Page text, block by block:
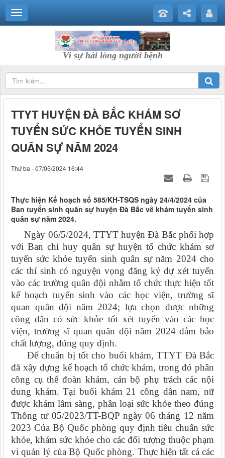
Vì sự hài lòng người bệnh
TTYT HUYỆN ĐÀ BẮC KHÁM SƠ
TUYỂN SỨC KHỎE TUYỂN SINH
QUÂN SỰ NĂM 2024
Thứ ba - 07/05/2024 16:44
Thực hiện Kế hoạch số 585/KH-TSQS ngày 24/4/2024 của
Ban tuyển sinh quân sự huyện Đà Bắc về khám tuyển sinh
quân sự năm 2024.
Ngày 06/5/2024, TTYT huyện Đà Bắc phối hợp
với Ban chỉ huy quân sự huyện tổ chức khám sơ
tuyển sức khỏe tuyển sinh quân sự năm 2024 cho
các thí sinh có nguyện vọng đăng ký dự xét tuyển
vào các trường quân đội nhằm tổ chức thực hiện tốt
kế hoạch tuyển sinh vào các học viện, trường sĩ
quan quân đội năm 2024; lựa chọn được những
công dân có sức khỏe tốt xét tuyển vào các học
viện, trường sĩ quan quân đội năm 2024 đảm bảo
chất lượng, đúng quy định.
Để chuẩn bị tốt cho buổi khám, TTYT Đà Bắc
đã xây dựng kế hoạch tổ chức khám, trong đó phân
công cụ thể đoàn khám, cán bộ phụ trách các nội
dung khám. Tại buổi khám 21 công dân nam, nữ
được khám lâm sàng, phân loại sức khỏe theo đúng
Thông tư 05/2023/TT-BQP ngày 06 tháng 12 năm
2023 Của Bộ Quốc phòng quy định tiêu chuẩn sức
khỏe, khám sức khỏe cho các đối tượng thuộc phạm
vi quản lý của Bộ Quốc phòng. Thực hiện tất cả các